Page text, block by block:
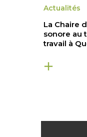
Actualités
La Chaire
sonore au
travail à